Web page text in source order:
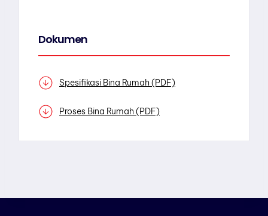
Dokumen
Spesifikasi Bina Rumah (PDF)
Proses Bina Rumah (PDF)